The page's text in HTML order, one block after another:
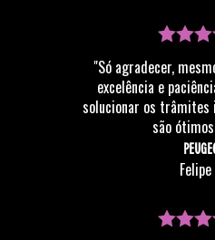
"Só agradecer,
excelência e
solucionar os trâmites
são